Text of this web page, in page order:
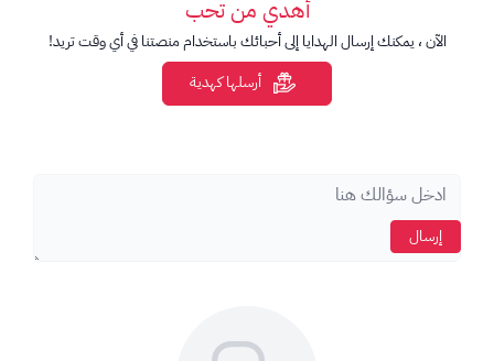
أهدي من تحب
الآن ، يمكنك إرسال الهدايا إلى أحبائك باستخدام منصتنا في أي وقت تريد!
أرسلها كهدية
إرسال